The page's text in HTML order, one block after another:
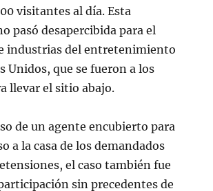
visitantes al día. Esta
pasó desapercibida para el
industrias del entretenimiento
Unidos, que se fueron a los
llevar el sitio abajo.
de un agente encubierto para
a la casa de los demandados
el caso también fue
sin precedentes de